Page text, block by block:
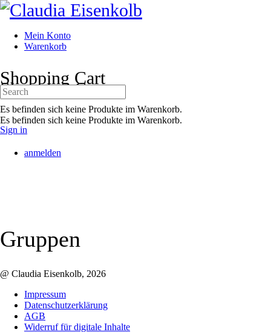
Toggle
Side
Mein Konto
Warenkorb
options
Shopping Cart
Es befinden sich keine Produkte im Warenkorb.
Sign in
Shopping Cart
Es befinden sich keine Produkte im Warenkorb.
Search
for:
anmelden
Gruppen
@ Claudia Eisenkolb, 2026
Impressum
Datenschutzerklärung
AGB
Widerruf für digitale Inhalte